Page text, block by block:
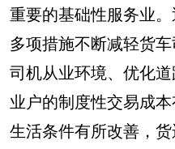
重要的基础性服务业
多项措施不断减轻货
司机从业环境、优化
业户的制度性交易成
生活条件有所改善，